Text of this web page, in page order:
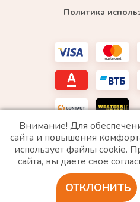
Политика
*WhatsApp принадлежит компании Meta,
РФ
2020 © Все права
Разработка сайта
Внимание! Для
сайта и повышения
использует файлы cookie.
сайта, вы даете свое
ОТКЛОНИТЬ